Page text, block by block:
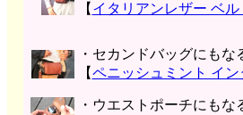
【 イタリアンレザー ベル
・セカンドバッグにもな
【ペニッシュミント イン
・ウエストポーチにもな